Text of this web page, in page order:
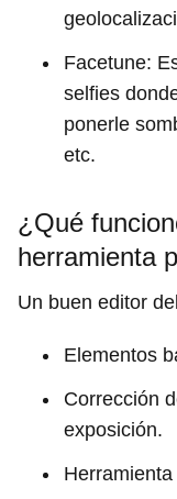
Facetune:
selfies
ponerle
etc.
¿Qué
herramienta
Un buen editor
Elementos
Corrección
exposición.